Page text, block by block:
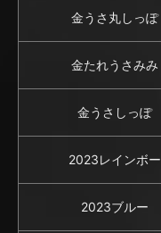
金うさ丸しっぽ
金たれうさみみ
金うさしっぽ
2023レインボー
2023ブルー